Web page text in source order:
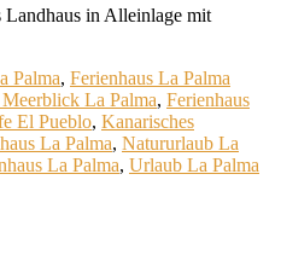
Landhaus in Alleinlage mit
Palma, Ferienhaus La Palma
La Palma, Ferienhaus
El Pueblo, Kanarisches
La Palma, Natururlaub La
La Palma, Urlaub La Palma